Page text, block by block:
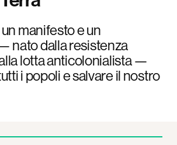
manifesto e un
nato dalla resistenza
lotta anticolonialista —
i popoli e salvare il nostro